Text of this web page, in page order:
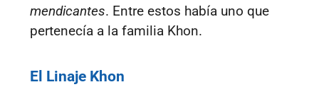
mendicantes. Entre estos había uno que
pertenecía a la familia Khon.
El Linaje Khon